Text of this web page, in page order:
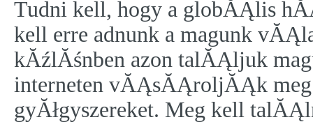
Tudni kell, hogy a globĂĄlis
kell erre adnunk a magunk
kĂźlĂśnben azon talĂĄljuk
interneten vĂĄsĂĄroljĂĄk
gyĂłgyszereket. Meg kell